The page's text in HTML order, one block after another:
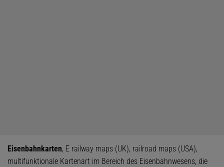
Eisenbahnkarten, E railway maps (UK), railroad maps (USA),
multifunktionale Kartenart im Bereich des Eisenbahnwesens, die